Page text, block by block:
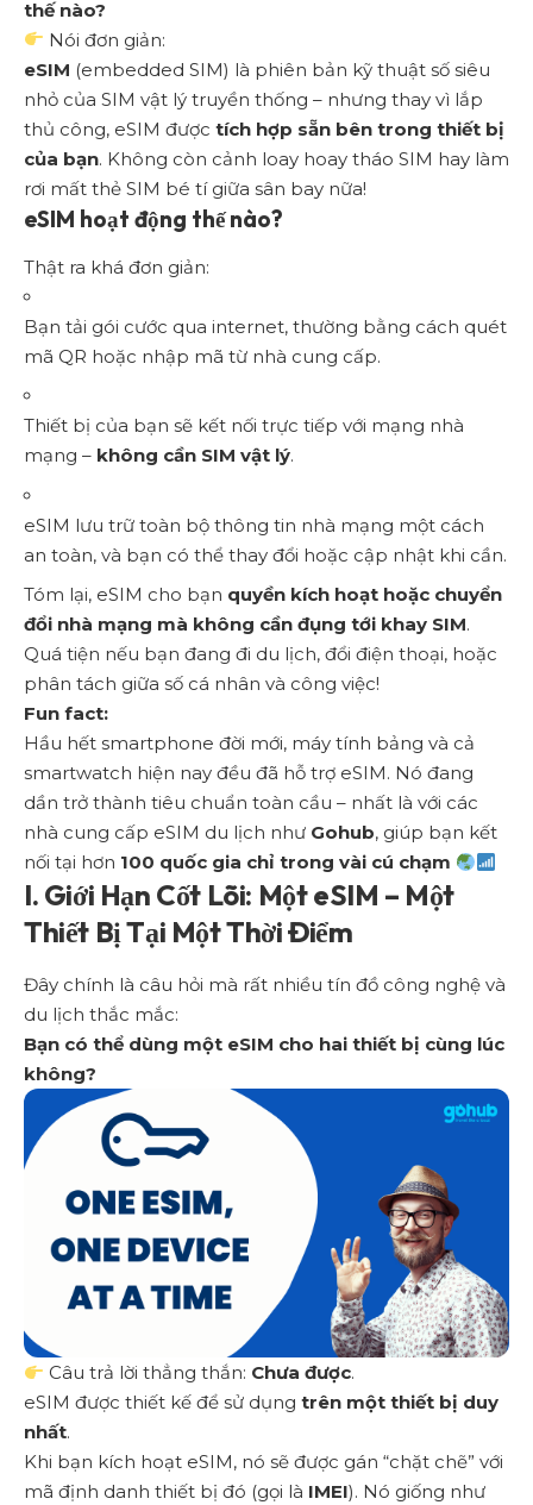
thế nào?
Nói đơn giản:
eSIM (embedded SIM) là phiên bản kỹ thuật số siêu
nhỏ của SIM vật lý truyền thống – nhưng thay vì lắp
thủ công, eSIM được tích hợp sẵn bên trong thiết bị
của bạn. Không còn cảnh loay hoay tháo SIM hay làm
rơi mất thẻ SIM bé tí giữa sân bay nữa!
eSIM hoạt động thế nào?
Thật ra khá đơn giản:
Bạn tải gói cước qua internet, thường bằng cách quét
mã QR hoặc nhập mã từ nhà cung cấp.
Thiết bị của bạn sẽ kết nối trực tiếp với mạng nhà
mạng – không cần SIM vật lý.
eSIM lưu trữ toàn bộ thông tin nhà mạng một cách
an toàn, và bạn có thể thay đổi hoặc cập nhật khi cần.
Tóm lại, eSIM cho bạn quyền kích hoạt hoặc chuyển
đổi nhà mạng mà không cần đụng tới khay SIM.
Quá tiện nếu bạn đang đi du lịch, đổi điện thoại, hoặc
phân tách giữa số cá nhân và công việc!
Fun fact:
Hầu hết smartphone đời mới, máy tính bảng và cả
smartwatch hiện nay đều đã hỗ trợ eSIM. Nó đang
dần trở thành tiêu chuẩn toàn cầu – nhất là với các
nhà cung cấp eSIM du lịch như Gohub, giúp bạn kết
nối tại hơn 100 quốc gia chỉ trong vài cú chạm
I. Giới Hạn Cốt Lõi: Một eSIM – Một
Thiết Bị Tại Một Thời Điểm
Đây chính là câu hỏi mà rất nhiều tín đồ công nghệ và
du lịch thắc mắc:
Bạn có thể dùng một eSIM cho hai thiết bị cùng lúc
không?
Câu trả lời thẳng thắn: Chưa được.
eSIM được thiết kế để sử dụng trên một thiết bị duy
nhất.
Khi bạn kích hoạt eSIM, nó sẽ được gán “chặt chẽ” với
mã định danh thiết bị đó (gọi là IMEI). Nó giống như